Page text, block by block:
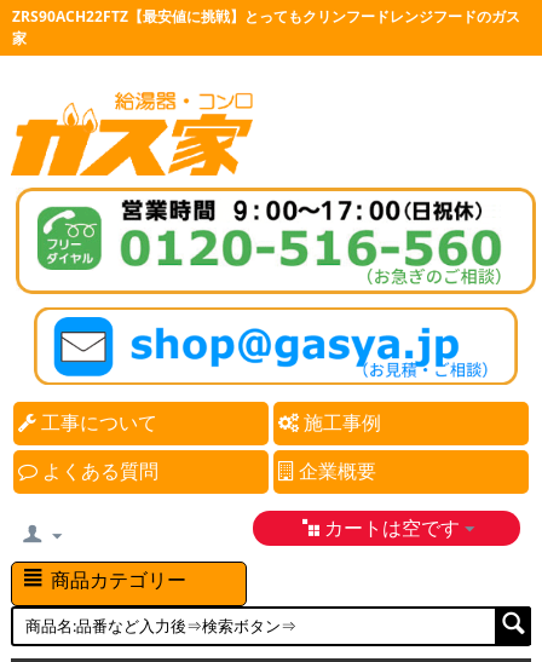
ZRS90ACH22FTZ【最安値に挑戦】とってもクリンフードレンジフードのガス
家
工事について 施工事例
よくある質問 企業概要
カートは空です
商品カテゴリー